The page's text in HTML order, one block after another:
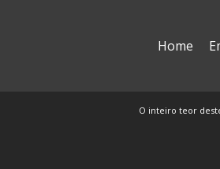
Home
O inteiro teor